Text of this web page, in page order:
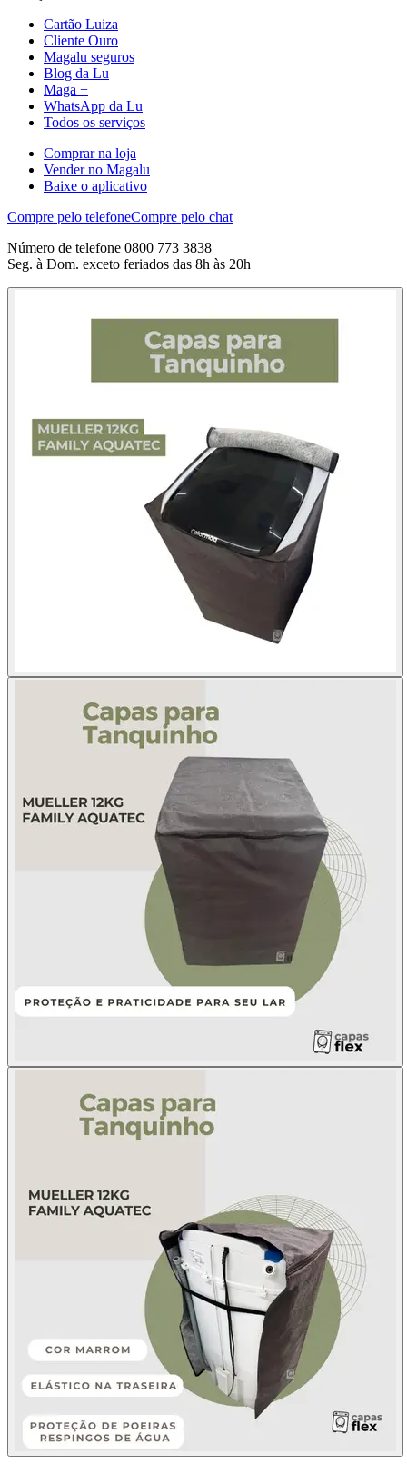
Cartão Luiza
Cliente Ouro
Magalu seguros
Blog da Lu
Maga +
WhatsApp da Lu
Todos os serviços
Comprar na loja
Vender no Magalu
Baixe o aplicativo
Compre pelo telefoneCompre pelo chat
Número de telefone 0800 773 3838
Seg. à Dom. exceto feriados das 8h às 20h